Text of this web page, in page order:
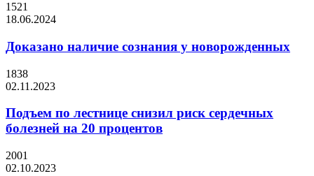
1521
18.06.2024
Доказано наличие сознания у новорожденных
1838
02.11.2023
Подъем по лестнице снизил риск сердечных
болезней на 20 процентов
2001
02.10.2023